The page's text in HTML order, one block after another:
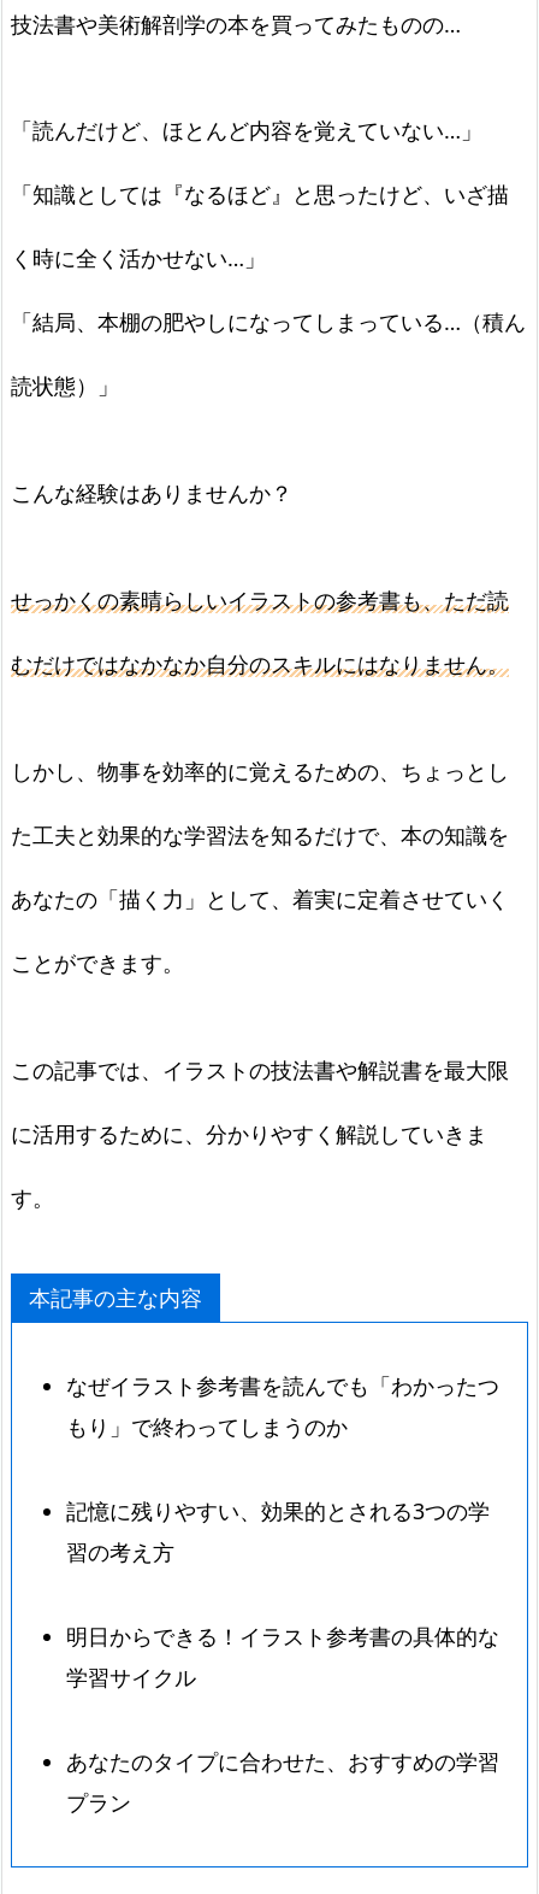
技法書や美術解剖学の本を買ってみたものの…
「読んだけど、ほとんど内容を覚えていない…」
「知識としては『なるほど』と思ったけど、いざ描
く時に全く活かせない…」
「結局、本棚の肥やしになってしまっている…（積ん
読状態）」
こんな経験はありませんか？
せっかくの素晴らしいイラストの参考書も、ただ読
むだけではなかなか自分のスキルにはなりません。
しかし、物事を効率的に覚えるための、ちょっとし
た工夫と効果的な学習法を知るだけで、本の知識を
あなたの「描く力」として、着実に定着させていく
ことができます。
この記事では、イラストの技法書や解説書を最大限
に活用するために、分かりやすく解説していきま
す。
本記事の主な内容
なぜイラスト参考書を読んでも「わかったつ
もり」で終わってしまうのか
記憶に残りやすい、効果的とされる3つの学
習の考え方
明日からできる！イラスト参考書の具体的な
学習サイクル
あなたのタイプに合わせた、おすすめの学習
プラン